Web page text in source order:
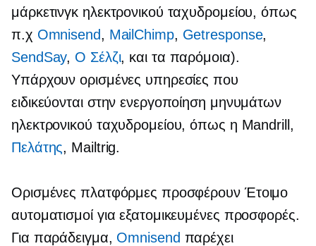
μάρκετινγκ ηλεκτρονικού ταχυδρομείου, όπως
π.χ Omnisend, MailChimp, Getresponse,
SendSay, Ο Σέλζι, και τα παρόμοια).
Υπάρχουν ορισμένες υπηρεσίες που
ειδικεύονται στην ενεργοποίηση μηνυμάτων
ηλεκτρονικού ταχυδρομείου, όπως η Mandrill,
Πελάτης, Mailtrig.
Ορισμένες πλατφόρμες προσφέρουν Έτοιμο
αυτοματισμοί για εξατομικευμένες προσφορές.
Για παράδειγμα, Omnisend παρέχει